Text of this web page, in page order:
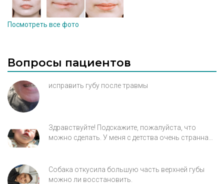
Посмотреть все фото
Вопросы пациентов
исправить губу после травмы
Здравствуйте! Подскажите, пожалуйста, что
можно сделать. У меня с детства очень странная
удлинить, исправить это, чтобы рот закрывался,
т.к закрывать мне приходится его только когда
Собака откусила большую часть верхней губы
можно ли восстановить.